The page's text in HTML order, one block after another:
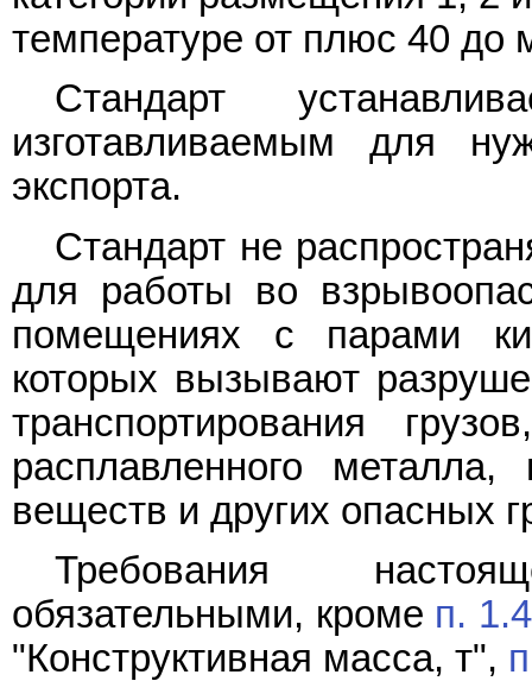
температуре от плюс 40 до
Стандарт
изготавливаемым для
экспорта.
Стандарт не
для работы во
помещениях с парами
которых вызывают
транспортирования
расплавленного
веществ и других опасных
Требования
обязательными, кроме п. 1.4
"Конструктивная масса, т",